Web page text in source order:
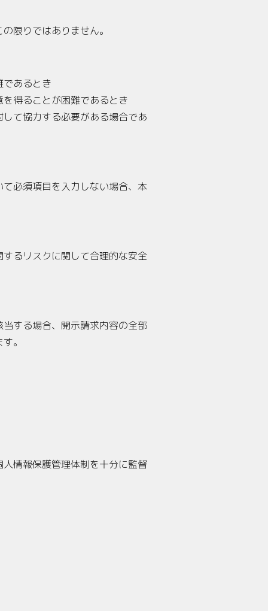
限りではありません。
あるとき
得ることが困難であるとき
て協力する必要がある場合であ
必須項目を入力しない場合、本
るリスクに関して合理的な安全
する場合、開示請求内容の全部
。
情報保護管理体制を十分に監督